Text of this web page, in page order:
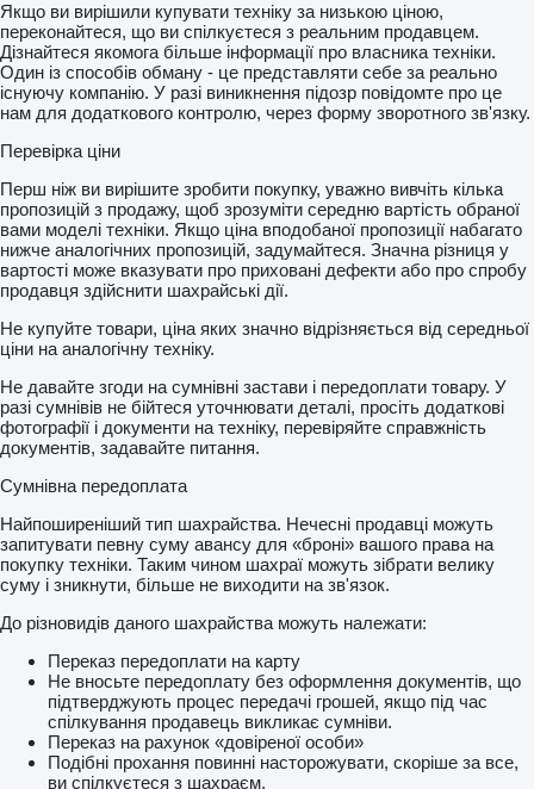
Якщо ви вирішили купувати техніку за низькою ціною,
переконайтеся, що ви спілкуєтеся з реальним продавцем.
Дізнайтеся якомога більше інформації про власника техніки.
Один із способів обману - це представляти себе за реально
існуючу компанію. У разі виникнення підозр повідомте про це
нам для додаткового контролю, через форму зворотного зв'язку.
Перевірка ціни
Перш ніж ви вирішите зробити покупку, уважно вивчіть кілька
пропозицій з продажу, щоб зрозуміти середню вартість обраної
вами моделі техніки. Якщо ціна вподобаної пропозиції набагато
нижче аналогічних пропозицій, задумайтеся. Значна різниця у
вартості може вказувати про приховані дефекти або про спробу
продавця здійснити шахрайські дії.
Не купуйте товари, ціна яких значно відрізняється від середньої
ціни на аналогічну техніку.
Не давайте згоди на сумнівні застави і передоплати товару. У
разі сумнівів не бійтеся уточнювати деталі, просіть додаткові
фотографії і документи на техніку, перевіряйте справжність
документів, задавайте питання.
Сумнівна передоплата
Найпоширеніший тип шахрайства. Нечесні продавці можуть
запитувати певну суму авансу для «броні» вашого права на
покупку техніки. Таким чином шахраї можуть зібрати велику
суму і зникнути, більше не виходити на зв'язок.
До різновидів даного шахрайства можуть належати:
Переказ передоплати на карту
Не вносьте передоплату без оформлення документів, що
підтверджують процес передачі грошей, якщо під час
спілкування продавець викликає сумніви.
Переказ на рахунок «довіреної особи»
Подібні прохання повинні насторожувати, скоріше за все,
ви спілкуєтеся з шахраєм.